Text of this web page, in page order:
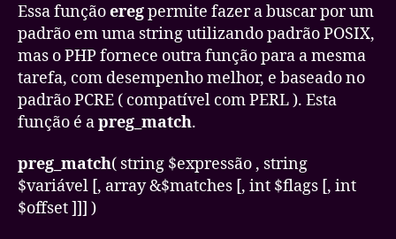
Essa funçãoeregpermite fazer a buscar por um
padrão em uma string utilizando padrão POSIX,
mas o PHP fornece outra função para a mesma
tarefa, com desempenho melhor, e baseado no
padrão PCRE ( compatível com PERL ). Esta
função é apreg_match.
preg_match( string $expressão , string
$variável [, array &$matches [, int $flags [, int
$offset ]]] )